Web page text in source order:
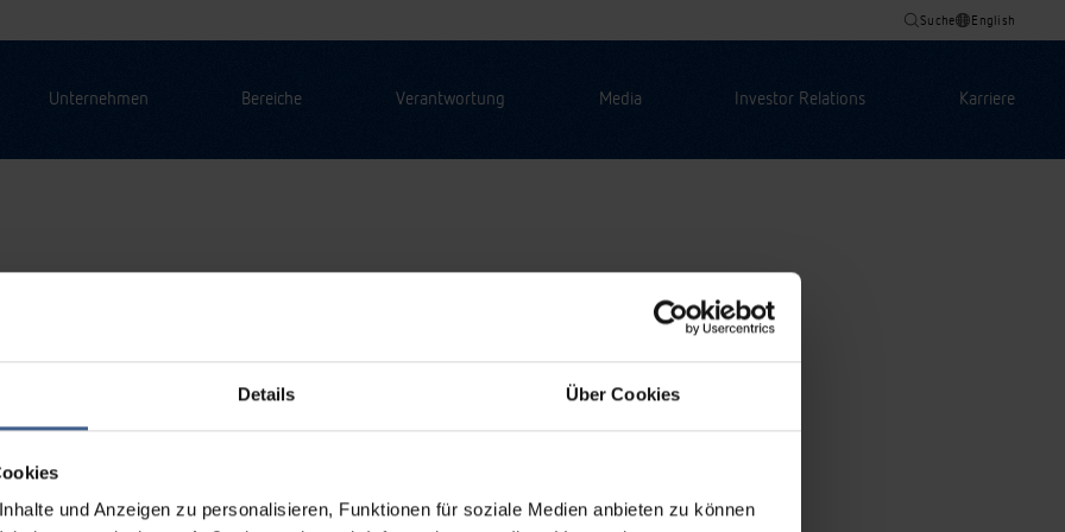
Details Über Cookies
und Anzeigen zu personalisieren, Funktionen für soziale Medien anbieten zu können
Suche English
Unternehmen Bereiche Verantwortung Media Investor Relations Karriere